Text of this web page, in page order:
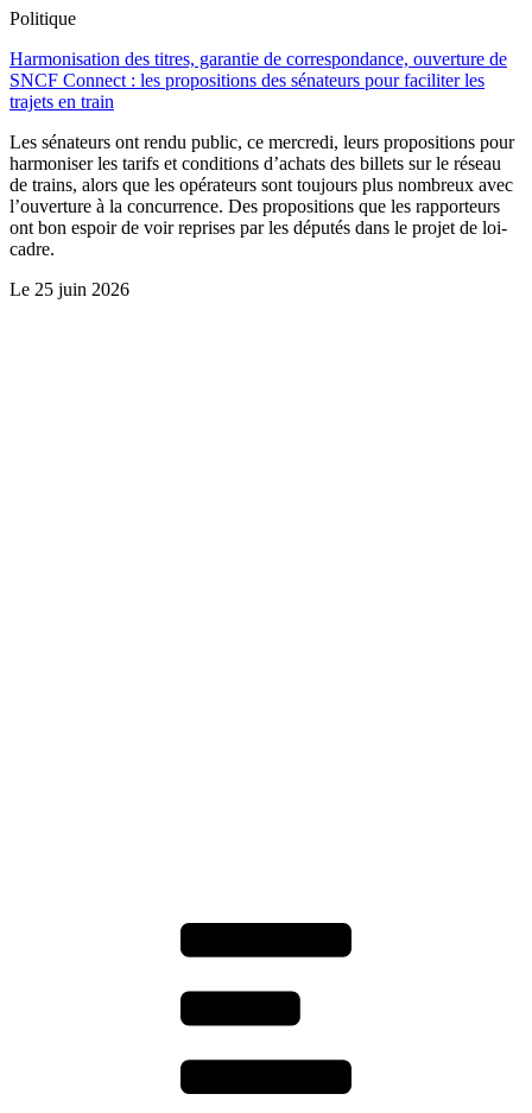
Politique
Harmonisation des titres, garantie de correspondance, ouverture de
SNCF Connect : les propositions des sénateurs pour faciliter les
trajets en train
Les sénateurs ont rendu public, ce mercredi, leurs propositions pour
harmoniser les tarifs et conditions d’achats des billets sur le réseau
de trains, alors que les opérateurs sont toujours plus nombreux avec
l’ouverture à la concurrence. Des propositions que les rapporteurs
ont bon espoir de voir reprises par les députés dans le projet de loi-
cadre.
Le 25 juin 2026